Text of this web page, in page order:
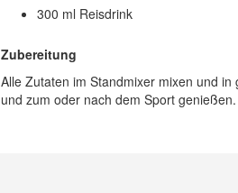
300 ml Reisdrink
Zubereitung
Alle Zutaten im Standmixer mixen und
und zum oder nach dem Sport genießen.